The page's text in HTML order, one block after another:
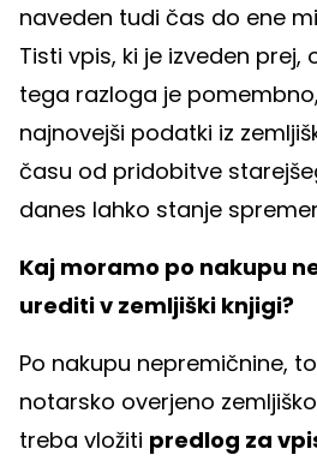
naveden tudi čas do ene
Tisti vpis, ki je izveden prej,
tega razloga je
najnovejši podatki iz
času od pridobitve
danes lahko stanje
Kaj moramo po nakupu
urediti v zemljiški knjigi?
Po nakupu nepremičnine,
notarsko overjeno
treba vložiti predlog za